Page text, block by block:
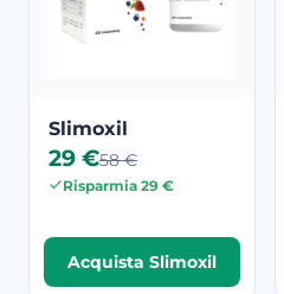
Slimoxil
29 €58 €
Risparmia 29 €
Acquista Slimoxil